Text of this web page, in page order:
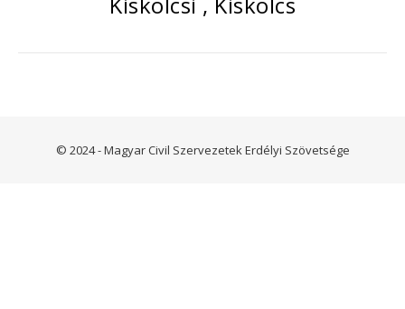
© 2024 - Magyar Civil Szervezetek Erdélyi Szövetsége